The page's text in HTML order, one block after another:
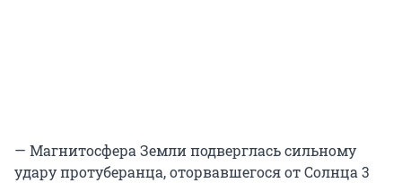
— Магнитосфера Земли подверглась сильному
удару протуберанца, оторвавшегося от Солнца 3